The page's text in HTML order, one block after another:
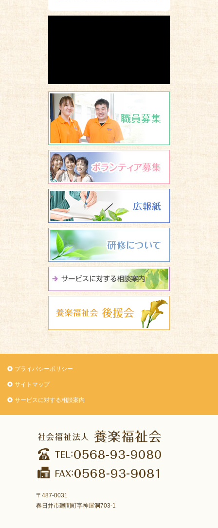
職員募集
ボランティ
研修について
養楽福祉会
プライバシーポリシー
サイトマップ
サービスに対する相談案内
〒487-0031
春日井市廻間町字神屋洞703-1